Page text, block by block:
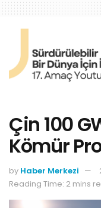
Çin 100
Kömür
by Haber Merkezi
Reading Time: 2 mins